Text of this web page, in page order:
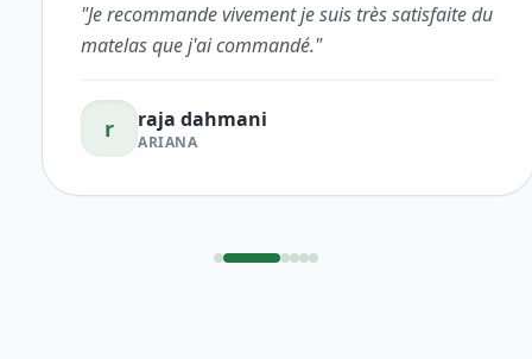
Je recommande vivement je suis très satisfaite du
matelas que j'ai commandé."
raja dahmani
ARIANA